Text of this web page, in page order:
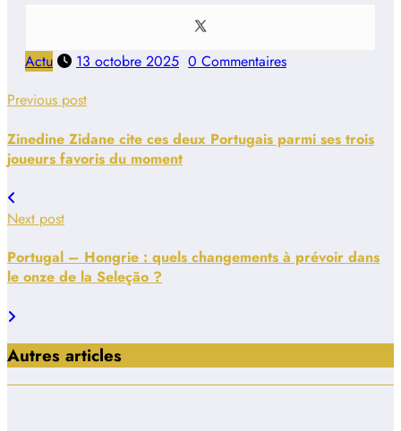
Actu 13 octobre 2025 0 Commentaires
Previous post
Zinedine Zidane cite ces deux Portugais parmi ses trois
joueurs favoris du moment
Next post
Portugal – Hongrie : quels changements à prévoir dans
le onze de la Seleção ?
Autres articles